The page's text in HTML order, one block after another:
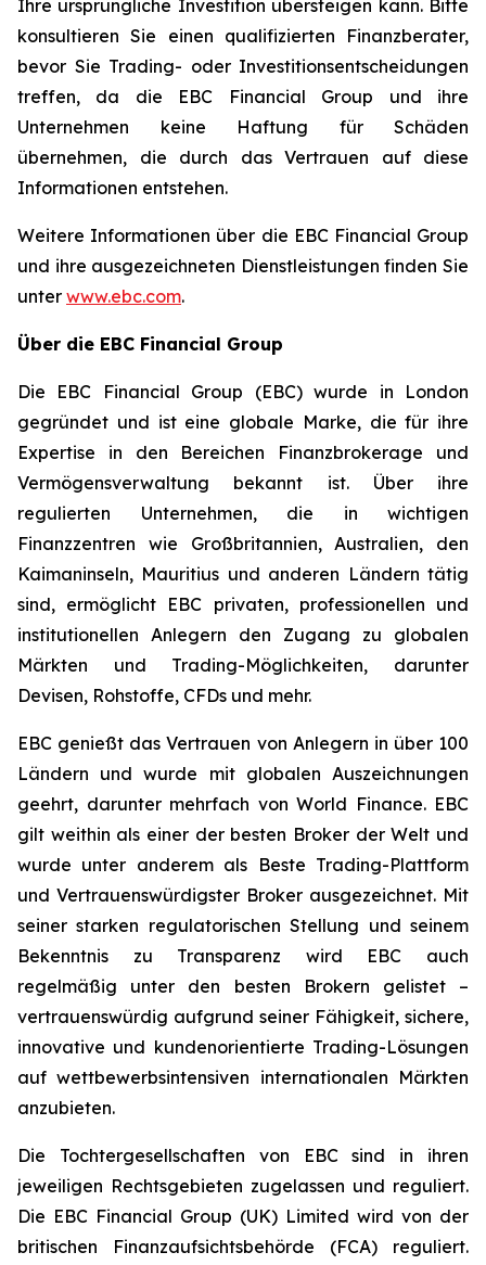
Ihre ursprüngliche Investition übersteigen kann. Bitte
konsultieren Sie einen qualifizierten Finanzberater,
bevor Sie Trading- oder Investitionsentscheidungen
treffen, da die EBC Financial Group und ihre
Unternehmen keine Haftung für Schäden
übernehmen, die durch das Vertrauen auf diese
Informationen entstehen.
Weitere Informationen über die EBC Financial Group
und ihre ausgezeichneten Dienstleistungen finden Sie
unter www.ebc.com.
Über die EBC Financial Group
Die EBC Financial Group (EBC) wurde in London
gegründet und ist eine globale Marke, die für ihre
Expertise in den Bereichen Finanzbrokerage und
Vermögensverwaltung bekannt ist. Über ihre
regulierten Unternehmen, die in wichtigen
Finanzzentren wie Großbritannien, Australien, den
Kaimaninseln, Mauritius und anderen Ländern tätig
sind, ermöglicht EBC privaten, professionellen und
institutionellen Anlegern den Zugang zu globalen
Märkten und Trading-Möglichkeiten, darunter
Devisen, Rohstoffe, CFDs und mehr.
EBC genießt das Vertrauen von Anlegern in über 100
Ländern und wurde mit globalen Auszeichnungen
geehrt, darunter mehrfach von World Finance. EBC
gilt weithin als einer der besten Broker der Welt und
wurde unter anderem als Beste Trading-Plattform
und Vertrauenswürdigster Broker ausgezeichnet. Mit
seiner starken regulatorischen Stellung und seinem
Bekenntnis zu Transparenz wird EBC auch
regelmäßig unter den besten Brokern gelistet –
vertrauenswürdig aufgrund seiner Fähigkeit, sichere,
innovative und kundenorientierte Trading-Lösungen
auf wettbewerbsintensiven internationalen Märkten
anzubieten.
Die Tochtergesellschaften von EBC sind in ihren
jeweiligen Rechtsgebieten zugelassen und reguliert.
Die EBC Financial Group (UK) Limited wird von der
britischen Finanzaufsichtsbehörde (FCA) reguliert.